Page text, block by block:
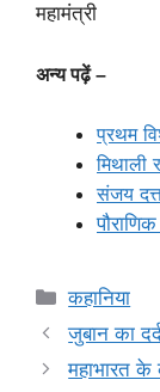
महामंत्री
अन्य पढ़ें –
प्रथम
मिथाली
संजय
Categories
कहानिया
जुबान का
महाभारत